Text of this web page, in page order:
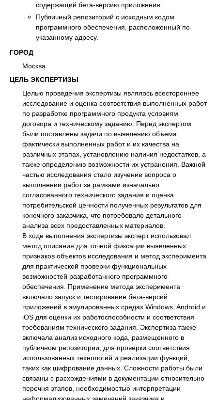
содержащий бета-версию приложения.
Публичный репозиторий с исходным кодом
программного обеспечения, расположенный по
указанному адресу.
ГОРОД
Москва
ЦЕЛЬ ЭКСПЕРТИЗЫ
Целью проведения экспертизы являлось всестороннее
исследование и оценка соответствия выполненных работ
по разработке программного продукта условиям
договора и техническому заданию. Перед экспертом
были поставлены задачи по выявлению объема
фактически выполненных работ и их качества на
различных этапах, установлению наличия недостатков, а
также определению возможности их устранения. Важной
частью исследования стало изучение вопроса о
выполнении работ за рамками изначально
согласованного технического задания и оценка
потребительской ценности полученных результатов для
конечного заказчика, что потребовало детального
анализа всех предоставленных материалов.
В ходе выполнения экспертизы эксперт использовал
метод описания для точной фиксации выявленных
признаков объектов исследования и метод эксперимента
для практической проверки функциональных
возможностей разработанного программного
обеспечения. Применение метода эксперимента
включало запуск и тестирование бета-версий
приложений в эмулированных средах Windows, Android и
iOS для оценки их работоспособности и соответствия
требованиям технического задания. Экспертиза также
включала анализ исходного кода, размещенного в
публичном репозитории, для проверки соответствия
использованных технологий и реализации функций,
таких как шифрование данных. Сложности работы были
связаны с расхождениями в документации относительно
перечня этапов, необходимостью интерпретации